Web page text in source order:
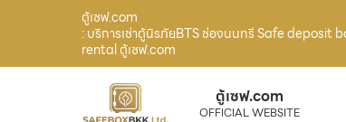
ตู้เซฟ.com
: บริการเช่าตู้นิรภัยBTS ช่องนนทรี Safe
rental ตู้เซฟ.com
ตู้เซฟ.com
OFFICIAL WEBSITE